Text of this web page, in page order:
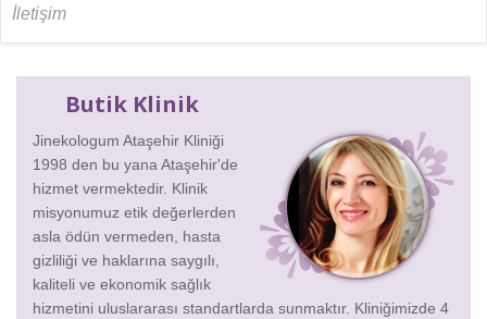
İletişim
Butik Klinik
Jinekologum Ataşehir Kliniği
1998 den bu yana Ataşehir'de
hizmet vermektedir. Klinik
misyonumuz etik değerlerden
asla ödün vermeden, hasta
gizliliği ve haklarına saygılı,
kaliteli ve ekonomik sağlık
hizmetini uluslararası standartlarda sunmaktır. Kliniğimizde 4